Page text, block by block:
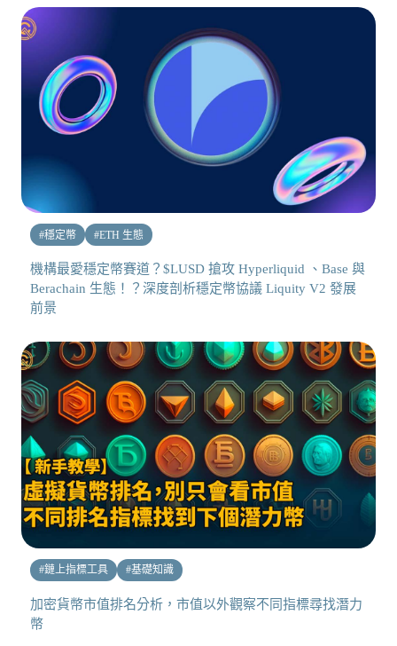
#穩定幣 #ETH 生態
機構最愛穩定幣賽道？$LUSD 搶攻 Hyperliquid 、Base 與
Berachain 生態！？深度剖析穩定幣協議 Liquity V2 發展
前景
#鏈上指標工具 #基礎知識
加密貨幣市值排名分析，市值以外觀察不同指標尋找潛力
幣